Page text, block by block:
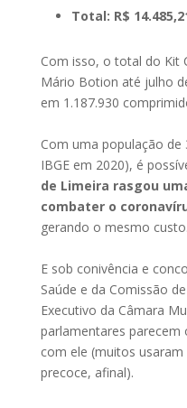
Total: R$
Com isso, o total do Kit
Mário Botion até julho
em 1.187.930
Com uma população
IBGE em 2020), é
de Limeira rasgou
combater o
gerando o mesmo custo.
E sob conivência e
Saúde e da Comissão
Executivo da Câmara
parlamentares
com ele (muitos
precoce, afinal).